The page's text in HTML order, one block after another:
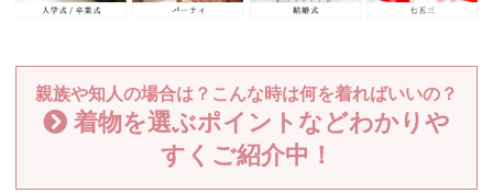
親族や知人の場合は？こんな時は何を着ればいいの？
着物を選ぶポイントなどわかりや
すくご紹介中！